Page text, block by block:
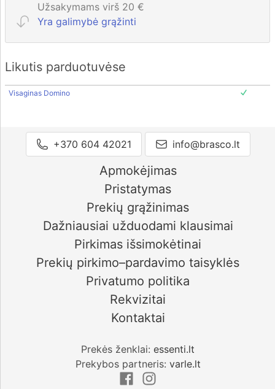
Užsakymams virš 20 €
Yra galimybė grąžinti
Likutis parduotuvėse
Visaginas Domino
+370 604 42021 info@brasco.lt
Apmokėjimas
Pristatymas
Prekių grąžinimas
Dažniausiai užduodami klausimai
Pirkimas išsimokėtinai
Prekių pirkimo–pardavimo taisyklės
Privatumo politika
Rekvizitai
Kontaktai
Prekės ženklai: essenti.lt
Prekybos partneris: varle.lt